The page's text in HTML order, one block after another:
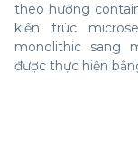
theo hướng
kiến trúc
monolithic sang
được thực hiện